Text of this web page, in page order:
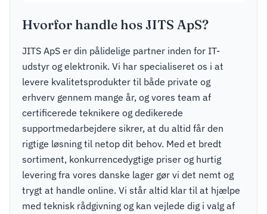
Hvorfor handle hos JITS ApS?
JITS ApS er din pålidelige partner inden for IT-
udstyr og elektronik. Vi har specialiseret os i at
levere kvalitetsprodukter til både private og
erhverv gennem mange år, og vores team af
certificerede teknikere og dedikerede
supportmedarbejdere sikrer, at du altid får den
rigtige løsning til netop dit behov. Med et bredt
sortiment, konkurrencedygtige priser og hurtig
levering fra vores danske lager gør vi det nemt og
trygt at handle online. Vi står altid klar til at hjælpe
med teknisk rådgivning og kan vejlede dig i valg af